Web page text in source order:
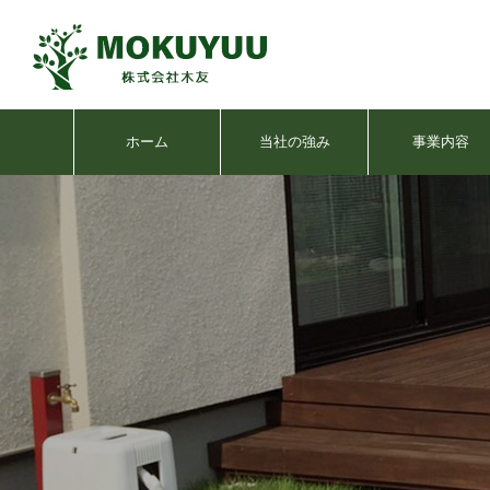
ホーム 当社の強み 事業内容